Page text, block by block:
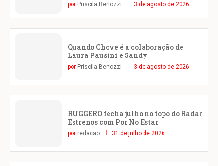
por Priscila Bertozzi 3 de agosto de 2026
Quando Chove é a colaboração de
Laura Pausini e Sandy
por Priscila Bertozzi 3 de agosto de 2026
RUGGERO fecha julho no topo do Radar
Estrenos com Por No Estar
por redacao 31 de julho de 2026